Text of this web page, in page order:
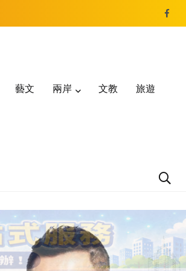
藝文 兩岸 文教 旅遊